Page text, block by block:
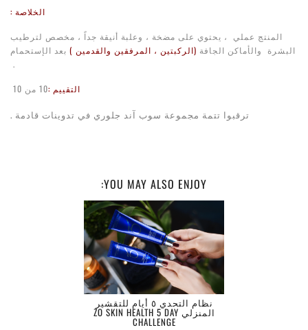
الخلاصة :
المنتج عملي ، يحتوي على مضخة ، وعلبة أنيقة جداً ، مخصص لترطيب
البشرة والأماكن الجافة (الركبتين ، المرفقين والقدمين ) بعد الإستحمام
.
التقييم :10 من 10
ترقبوا تتمة مجموعة سوب آند جلوري في تدوينات قادمة .
YOU MAY ALSO ENJOY:
نظام التحدي ٥ أيام للتقشير
المنزلي ZO SKIN HEALTH 5 DAY
CHALLENGE